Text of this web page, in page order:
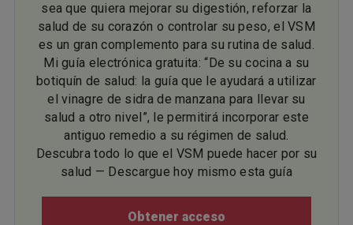
sea que quiera mejorar su digestión, reforzar la
salud de su corazón o controlar su peso, el VSM
es un gran complemento para su rutina de salud.
Mi guía electrónica gratuita: “De su cocina a su
botiquín de salud: la guía que le ayudará a utilizar
el vinagre de sidra de manzana para llevar su
salud a otro nivel”, le permitirá incorporar este
antiguo remedio a su régimen de salud.
Descubra todo lo que el VSM puede hacer por su
salud — Descargue hoy mismo esta guía
Obtener acceso